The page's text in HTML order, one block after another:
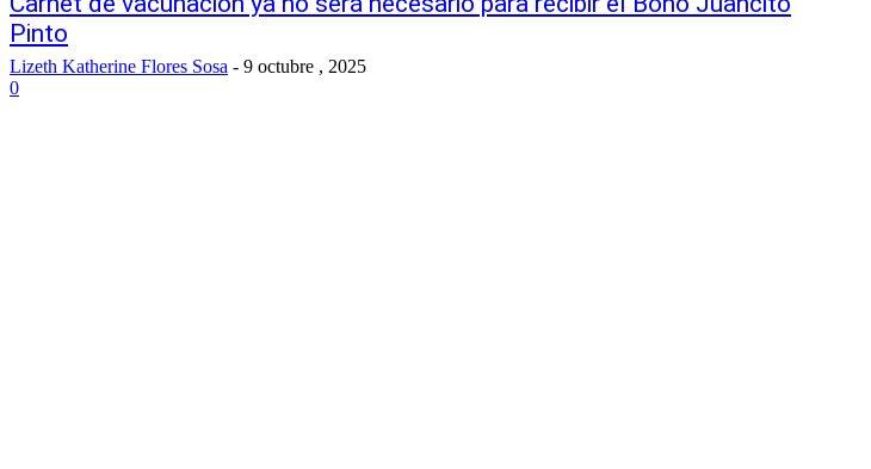
Pinto
Lizeth Katherine Flores Sosa - 9 octubre , 2025
0